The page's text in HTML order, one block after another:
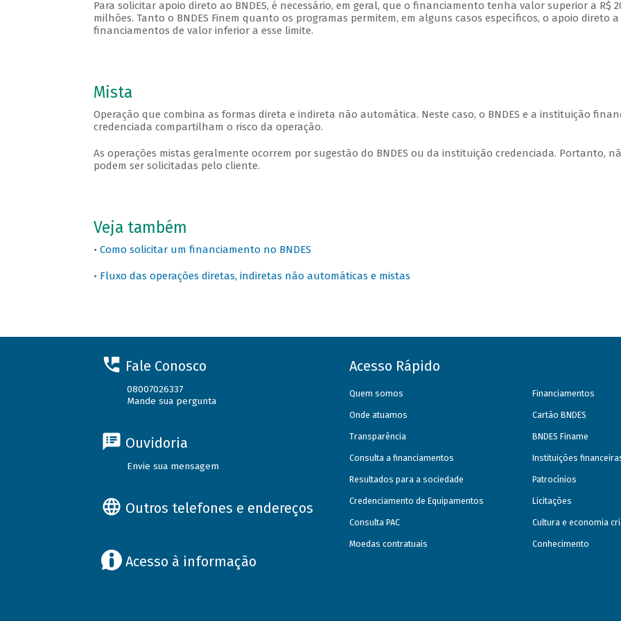
Para solicitar apoio direto ao BNDES, é necessário, em geral, que o financiamento tenha valor superior a R$
milhões. Tanto o BNDES Finem quanto os programas permitem, em alguns casos específicos, o apoio direto a
financiamentos de valor inferior a esse limite.
Mista
Operação que combina as formas direta e indireta não automática. Neste caso, o BNDES e a instituição
credenciada compartilham o risco da operação.
As operações mistas geralmente ocorrem por sugestão do BNDES ou da instituição credenciada. Portanto,
podem ser solicitadas pelo cliente.
Veja também
• Como solicitar um financiamento no BNDES
• Fluxo das operações diretas, indiretas não automáticas e mistas
Fale Conosco
08007026337
Mande sua pergunta
Ouvidoria
Envie sua mensagem
Outros telefones e endereços
Acesso à informação
Acesso Rápido
Quem somos
Onde atuamos
Transparência
Consulta a financiamentos
Resultados para a sociedade
Credenciamento de Equipamentos
Consulta PAC
Moedas contratuais
Financiamentos
Cartão BNDES
BNDES Finame
Instituições
Patrocínios
Licitações
Cultura e economia
Conhecimento